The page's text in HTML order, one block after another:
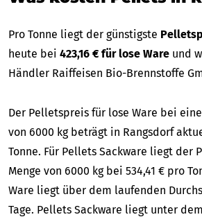
Pro Tonne liegt der günstigste
heute bei 423,16 € für lose Ware und
Händler Raiffeisen Bio-Brennstoffe
Der Pelletspreis für lose Ware bei
von 6000 kg beträgt in Rangsdorf
Tonne. Für Pellets Sackware liegt der
Menge von 6000 kg bei 534,41 € pro
Ware liegt über dem laufenden
Tage. Pellets Sackware liegt unter